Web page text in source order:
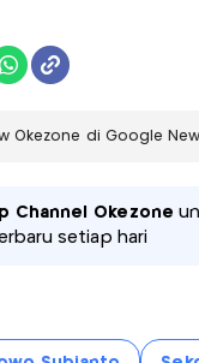
Okezone di Google
Channel Okezone
setiap hari